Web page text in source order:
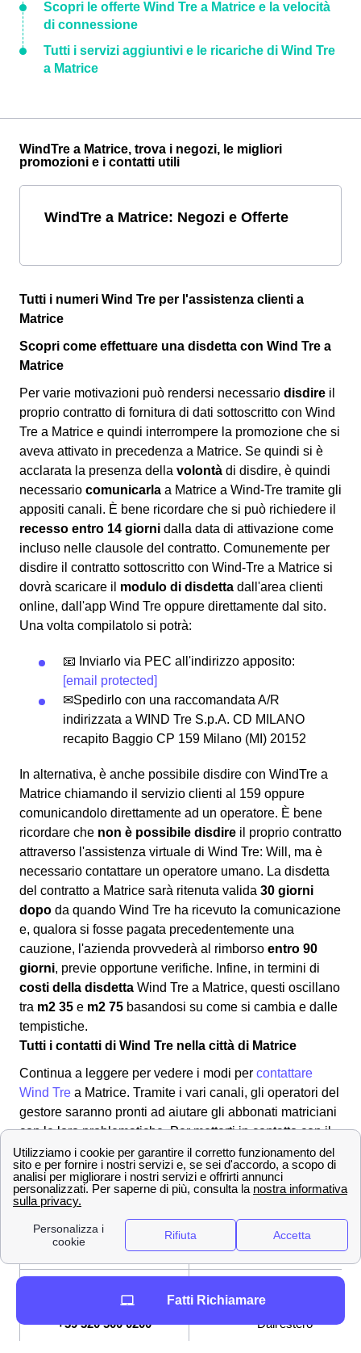
Scopri le offerte Wind Tre a Matrice e la velocità
di connessione
Tutti i servizi aggiuntivi e le ricariche di Wind Tre
a Matrice
WindTre a Matrice, trova i negozi, le migliori
promozioni e i contatti utili
WindTre a Matrice: Negozi e Offerte
Tutti i numeri Wind Tre per l'assistenza clienti a
Matrice
Scopri come effettuare una disdetta con Wind Tre a
Matrice
Per varie motivazioni può rendersi necessario disdire il
proprio contratto di fornitura di dati sottoscritto con Wind
Tre a Matrice e quindi interrompere la promozione che si
aveva attivato in precedenza a Matrice. Se quindi si è
acclarata la presenza della volontà di disdire, è quindi
necessario comunicarla a Matrice a Wind-Tre tramite gli
appositi canali. È bene ricordare che si può richiedere il
recesso entro 14 giorni dalla data di attivazione come
incluso nelle clausole del contratto. Comunemente per
disdire il contratto sottoscritto con Wind-Tre a Matrice si
dovrà scaricare il modulo di disdetta dall'area clienti
online, dall'app Wind Tre oppure direttamente dal sito.
Una volta compilatolo si potrà:
📧 Inviarlo via PEC all'indirizzo apposito:
[email protected]
✉Spedirlo con una raccomandata A/R
indirizzata a WIND Tre S.p.A. CD MILANO
recapito Baggio CP 159 Milano (MI) 20152
In alternativa, è anche possibile disdire con WindTre a
Matrice chiamando il servizio clienti al 159 oppure
comunicandolo direttamente ad un operatore. È bene
ricordare che non è possibile disdire il proprio contratto
attraverso l'assistenza virtuale di Wind Tre: Will, ma è
necessario contattare un operatore umano. La disdetta
del contratto a Matrice sarà ritenuta valida 30 giorni
dopo da quando Wind Tre ha ricevuto la comunicazione
e, qualora si fosse pagata precedentemente una
cauzione, l'azienda provvederà al rimborso entro 90
giorni, previe opportune verifiche. Infine, in termini di
costi della disdetta Wind Tre a Matrice, questi oscillano
tra m2 35 e m2 75 basandosi su come si cambia e dalle
tempistiche.
Tutti i contatti di Wind Tre nella città di Matrice
Continua a leggere per vedere i modi per contattare
Wind Tre a Matrice. Tramite i vari canali, gli operatori del
gestore saranno pronti ad aiutare gli abbonati matriciani
con le loro problematiche. Per metterti in contatto con il
provider:
✔ Modalità per contattare Wind-Tre
Servizio Clienti
+39 320 500 0200 Dall'estero
Fatti Richiamare